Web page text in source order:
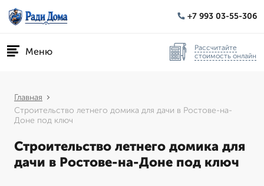
+7 993 03-55-306
Меню
Рассчитайте
стоимость онлайн
Главная
Строительство летнего домика для дачи в Ростове-на-
Доне под ключ
Строительство летнего домика для
дачи в Ростове-на-Доне под ключ